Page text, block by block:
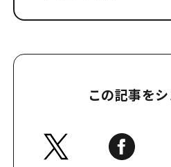
この記事を